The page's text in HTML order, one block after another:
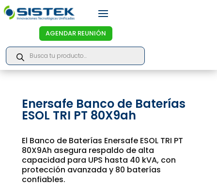
AGENDAR REUNIÓN
Products
search
Enersafe Banco de Baterías
ESOL TRI PT 80X9ah
El Banco de Baterías Enersafe ESOL TRI PT
80X9Ah asegura respaldo de alta
capacidad para UPS hasta 40 kVA, con
protección avanzada y 80 baterías
confiables.